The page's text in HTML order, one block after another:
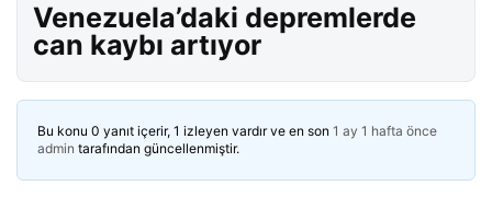
Venezuela’daki depremlerde
can kaybı artıyor
Bu konu 0 yanıt içerir, 1 izleyen vardır ve en son 1 ay 1 hafta önce
admin tarafından güncellenmiştir.